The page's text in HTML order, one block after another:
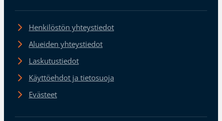
Henkilöstön yhteystiedot
Alueiden yhteystiedot
Laskutustiedot
Käyttöehdot ja tietosuoja
Evästeet